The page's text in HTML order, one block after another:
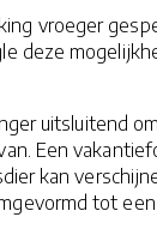
vroeger
deze
uitsluitend
Een
kan
tot